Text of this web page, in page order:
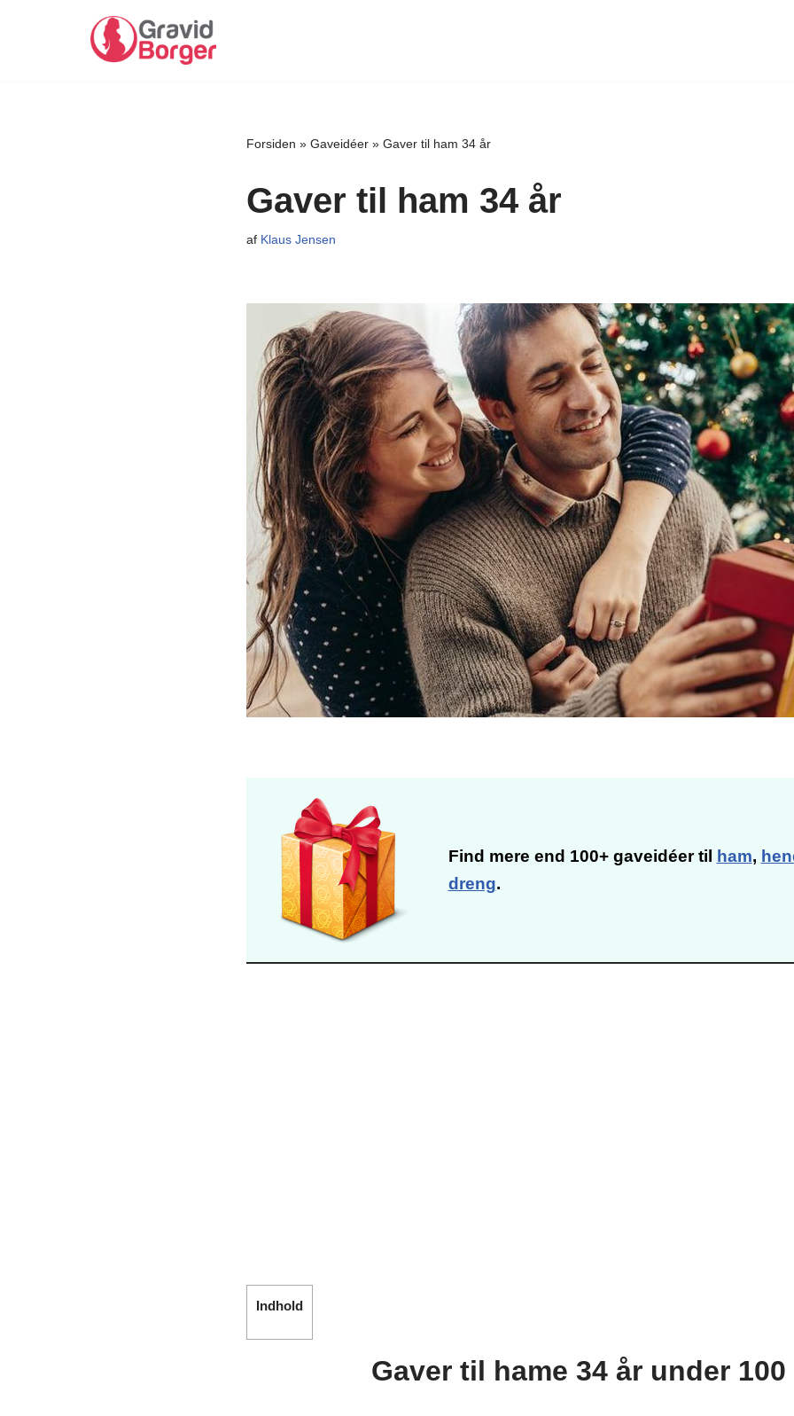
Forsiden » Gaveidéer» Gaver til ham 34 år
Gaver til ham 34 år
af Klaus Jensen
Find mere end 100+ gaveidéer til ham,
dreng.
Indhold
Gaver til hame 34 år under 100